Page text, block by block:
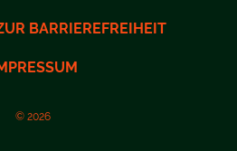
BARRIEREFREIHEIT
© 2026